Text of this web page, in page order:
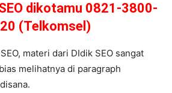
dikotamu 0821-3800-
(Telkomsel)
materi dari DIdik SEO sangat
melihatnya di paragraph